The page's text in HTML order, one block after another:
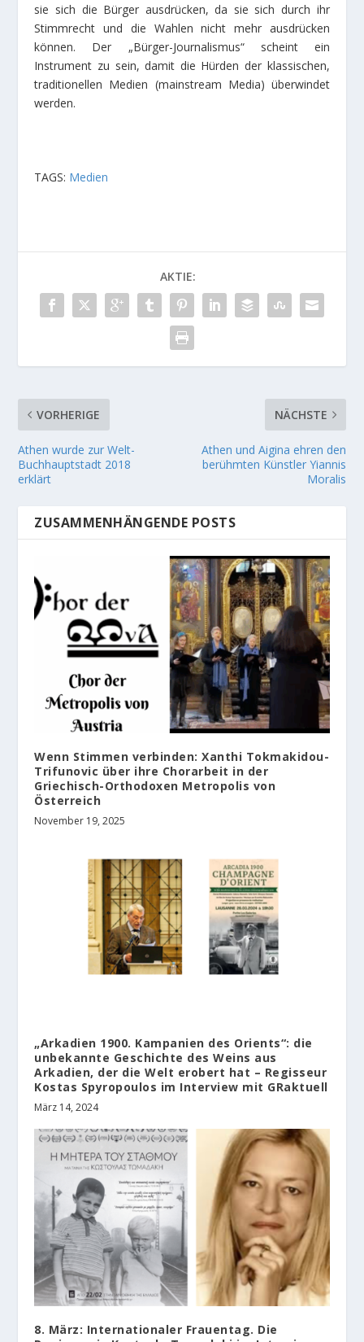
sie sich die Bürger ausdrücken, da sie sich durch ihr
Stimmrecht und die Wahlen nicht mehr ausdrücken
können. Der „Bürger-Journalismus“ scheint ein
Instrument zu sein, damit die Hürden der klassischen,
traditionellen Medien (mainstream Media) überwindet
werden.
TAGS: Medien
AKTIE:
VORHERIGE
Athen wurde zur Welt-
Buchhauptstadt 2018
erklärt
NÄCHSTE
Athen und Aigina ehren den
berühmten Künstler Yiannis
Moralis
ZUSAMMENHÄNGENDE POSTS
Wenn Stimmen verbinden: Xanthi Tokmakidou-
Trifunovic über ihre Chorarbeit in der
Griechisch-Orthodoxen Metropolis von
Österreich
November 19, 2025
„Arkadien 1900. Kampanien des Orients“: die
unbekannte Geschichte des Weins aus
Arkadien, der die Welt erobert hat – Regisseur
Kostas Spyropoulos im Interview mit GRaktuell
März 14, 2024
8. März: Internationaler Frauentag. Die